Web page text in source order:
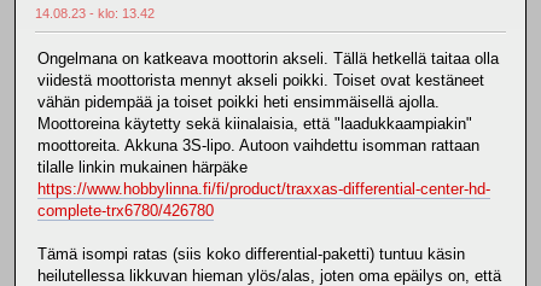
14.08.23 - klo: 13.42
Ongelmana on katkeava moottorin akseli. Tällä hetkellä taitaa olla
viidestä moottorista mennyt akseli poikki. Toiset ovat kestäneet
vähän pidempää ja toiset poikki heti ensimmäisellä ajolla.
Moottoreina käytetty sekä kiinalaisia, että "laadukkaampiakin"
moottoreita. Akkuna 3S-lipo. Autoon vaihdettu isomman rattaan
tilalle linkin mukainen härpäke
https://www.hobbylinna.fi/fi/product/traxxas-differential-center-hd-
complete-trx6780/426780
Tämä isompi ratas (siis koko differential-paketti) tuntuu käsin
heilutellessa likkuvan hieman ylös/alas, joten oma epäilys on, että